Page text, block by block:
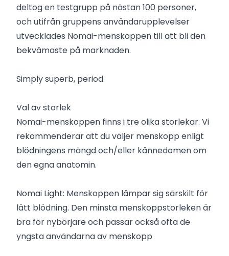
deltog en testgrupp på nästan 100 personer,
och utifrån gruppens användarupplevelser
utvecklades Nomai-menskoppen till att bli den
bekvämaste på marknaden.
Simply superb, period.
Val av storlek
Nomai-menskoppen finns i tre olika storlekar. Vi
rekommenderar att du väljer menskopp enligt
blödningens mängd och/eller kännedomen om
den egna anatomin.
Nomai Light: Menskoppen lämpar sig särskilt för
lätt blödning. Den minsta menskoppstorleken är
bra för nybörjare och passar också ofta de
yngsta användarna av menskopp